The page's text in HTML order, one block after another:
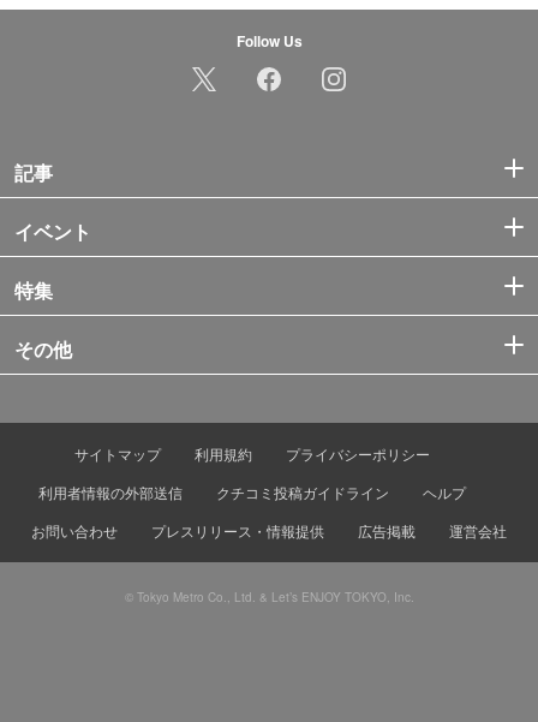
Follow Us
記事
イベント
特集
その他
サイトマップ 利用規約
プライバシーポリシー
利用者情報の外部送信
クチコミ投稿ガイドライン
ヘルプ
お問い合わせ
プレスリリース・情報提供 広告掲載 運営会社
© Tokyo Metro Co., Ltd. & Let’s ENJOY TOKYO, Inc.